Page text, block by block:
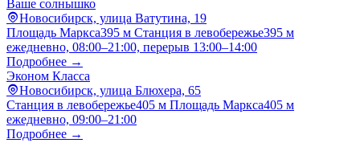
Ваше солнышко
Новосибирск, улица Ватутина, 19
Площадь Маркса395 м Станция в левобережье395 м
ежедневно, 08:00–21:00, перерыв 13:00–14:00
Подробнее →
Эконом Класса
Новосибирск, улица Блюхера, 65
Станция в левобережье405 м Площадь Маркса405 м
ежедневно, 09:00–21:00
Подробнее →